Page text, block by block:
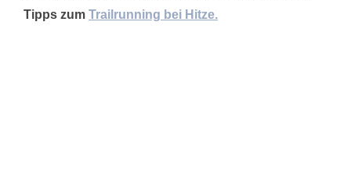
Tipps zum Trailrunning bei Hitze.